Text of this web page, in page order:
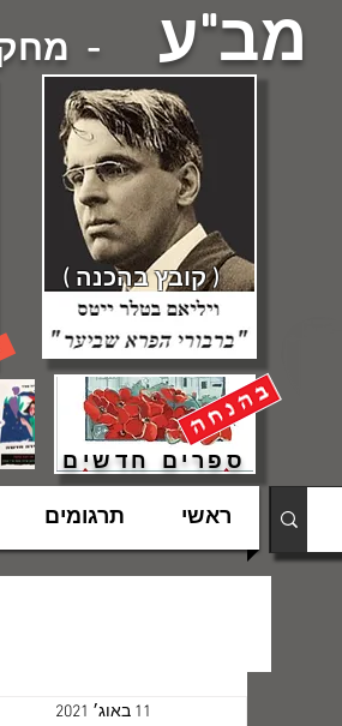
מב"ע -
ספרים חדשים
( קובץ בהכנה )
ראשי תרגומים
11 באוג׳ 2021